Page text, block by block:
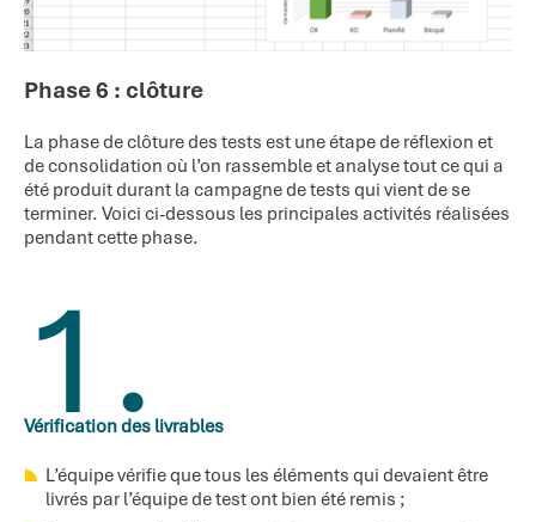
Phase 6 : clôture
La phase de clôture des tests est une étape de réflexion et
de consolidation où l’on rassemble et analyse tout ce qui a
été produit durant la campagne de tests qui vient de se
terminer. Voici ci-dessous les principales activités réalisées
pendant cette phase.
1.
Vérification des livrables
L’équipe vérifie que tous les éléments qui devaient être
livrés par l’équipe de test ont bien été remis ;